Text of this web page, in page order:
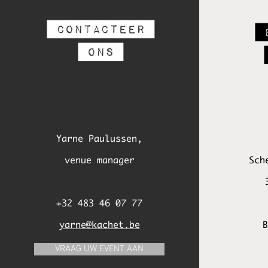
CONTACTEER
ONS
Yarne Paulussen,
venue manager
+32 483 46 07 77
yarne@kachet.be
VRAAG UW EVENT AAN